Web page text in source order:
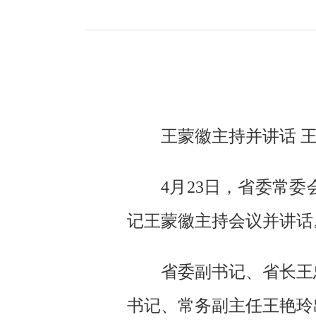
王蒙徽主持并讲话
4月23日，省委常委
记王蒙徽主持会议并讲
省委副书记、省长
书记、常务副主任王艳